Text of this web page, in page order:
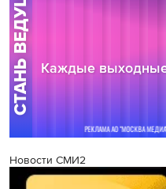
Новости СМИ2